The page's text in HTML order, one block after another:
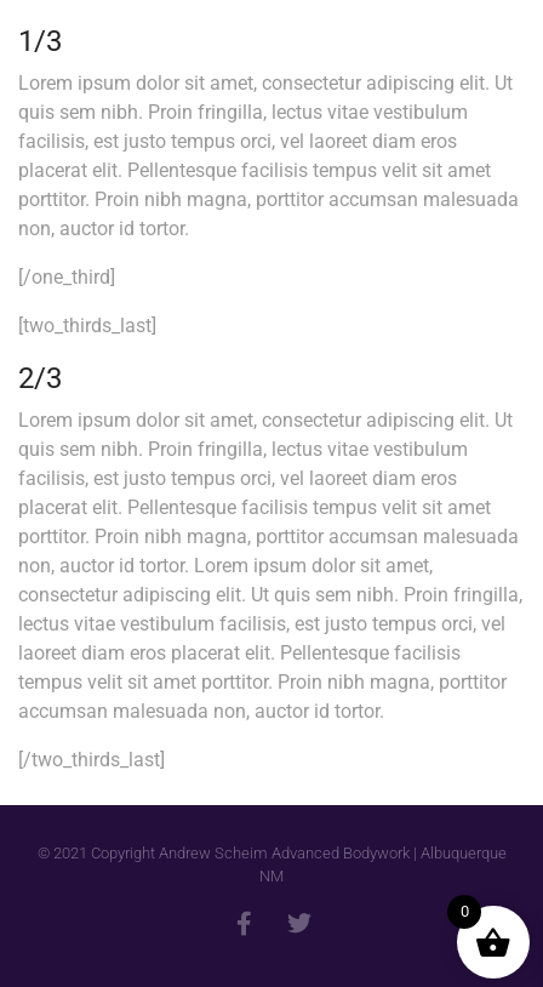
1/3
Lorem ipsum dolor sit amet, consectetur adipiscing elit. Ut
quis sem nibh. Proin fringilla, lectus vitae vestibulum
facilisis, est justo tempus orci, vel laoreet diam eros
placerat elit. Pellentesque facilisis tempus velit sit amet
porttitor. Proin nibh magna, porttitor accumsan malesuada
non, auctor id tortor.
[/one_third]
[two_thirds_last]
2/3
Lorem ipsum dolor sit amet, consectetur adipiscing elit. Ut
quis sem nibh. Proin fringilla, lectus vitae vestibulum
facilisis, est justo tempus orci, vel laoreet diam eros
placerat elit. Pellentesque facilisis tempus velit sit amet
porttitor. Proin nibh magna, porttitor accumsan malesuada
non, auctor id tortor. Lorem ipsum dolor sit amet,
consectetur adipiscing elit. Ut quis sem nibh. Proin fringilla,
lectus vitae vestibulum facilisis, est justo tempus orci, vel
laoreet diam eros placerat elit. Pellentesque facilisis
tempus velit sit amet porttitor. Proin nibh magna, porttitor
accumsan malesuada non, auctor id tortor.
[/two_thirds_last]
© 2021 Copyright Andrew Scheim Advanced Bodywork | Albuquerque
NM
0